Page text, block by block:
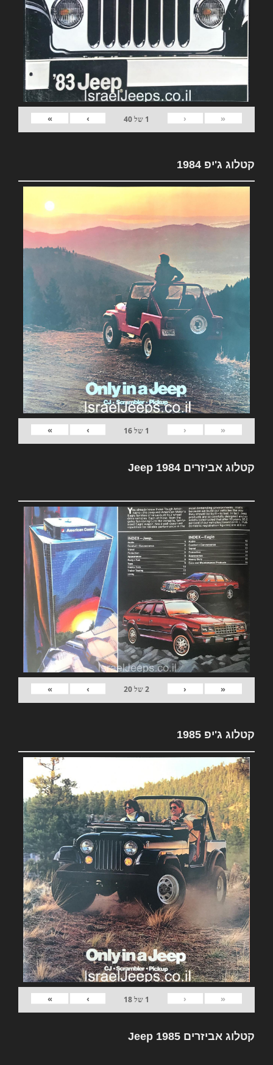
«
‹
1 של40
›
»
קטלוג ג'יפ 1984
«
‹
1 של16
›
»
קטלוג אביזרים Jeep 1984
«
‹
2של20
›
»
קטלוג ג'יפ 1985
«
‹
1 של18
›
»
קטלוג אביזרים Jeep 1985